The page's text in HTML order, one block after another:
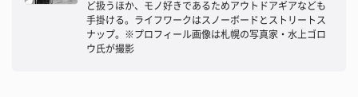
ど扱うほか、モノ好きであるためアウトドアギアなども
手掛ける。ライフワークはスノーボードとストリートス
ナップ。※プロフィール画像は札幌の写真家・水上ゴロ
ウ氏が撮影